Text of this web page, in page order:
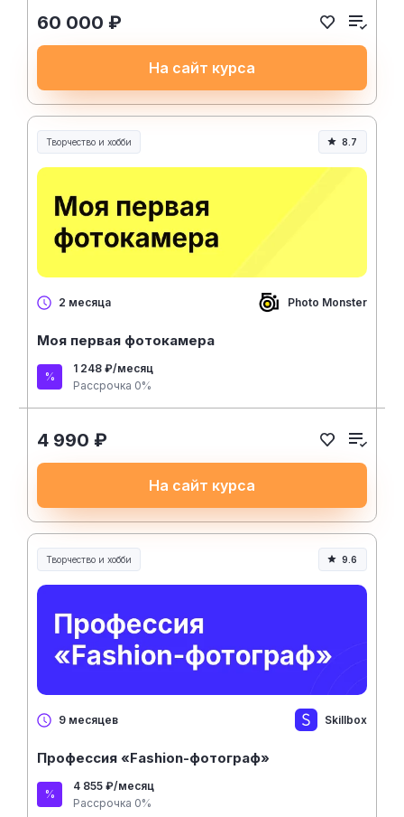
60 000 ₽
На сайт курса
Творчество и хобби
Творчество, контент и хобби
8.7
2 месяца Photo Monster
Моя первая фотокамера
1 248 ₽/месяц
Рассрочка 0%
4 990 ₽
На сайт курса
Творчество и хобби
Творчество, контент и хобби
9.6
9 месяцев Skillbox
Профессия «Fashion-фотограф»
4 855 ₽/месяц
Рассрочка 0%